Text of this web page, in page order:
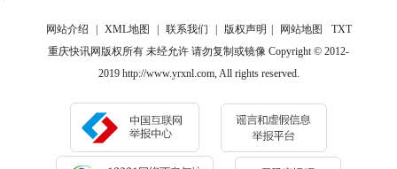
网站介绍 XML地图 联系我们 版权声明 网站地图
TXT
重庆快讯网版权所有 未经允许 请勿复制或镜像 Copyright © 2012-
2019 http://www.yrxnl.com, All rights reserved.